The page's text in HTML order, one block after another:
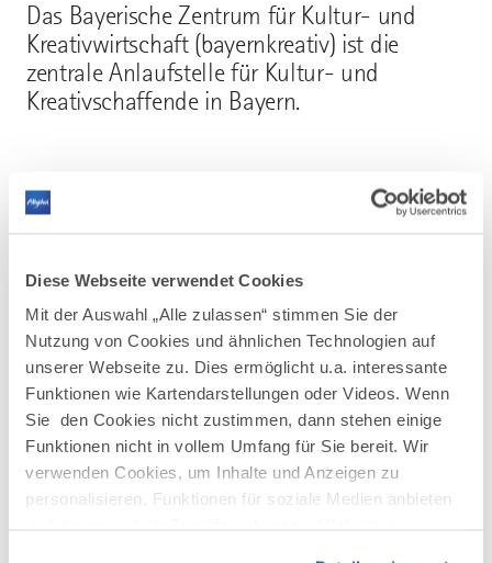
Diese Webseite verwendet Cookies
Mit der Auswahl „Alle zulassen“ stimmen Sie der
Nutzung von Cookies und ähnlichen Technologien auf
unserer Webseite zu. Dies ermöglicht u.a. interessante
Funktionen wie Kartendarstellungen oder Videos. Wenn
Sie den Cookies nicht zustimmen, dann stehen einige
Funktionen nicht in vollem Umfang für Sie bereit. Wir
verwenden Cookies, um Inhalte und Anzeigen zu
personalisieren, Funktionen für soziale Medien anbieten
Das Bayerische Zentrum für Kultur- und
Kreativwirtschaft (bayernkreativ) ist die
zentrale Anlaufstelle für Kultur- und
Kreativschaffende in Bayern.
Mehr erfahren
AUF DER KARTE ANZEIGEN